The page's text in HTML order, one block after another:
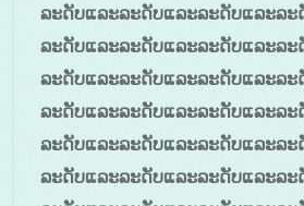
ລະດັບແລະລະດັບແລະລະດັບແລະລ
ລະດັບແລະລະດັບແລະລະດັບແລະລ
ລະດັບແລະລະດັບແລະລະດັບແລະລ
ລະດັບແລະລະດັບແລະລະດັບແລະລ
ລະດັບແລະລະດັບແລະລະດັບແລະລ
ລະດັບແລະລະດັບແລະລະດັບແລະລ